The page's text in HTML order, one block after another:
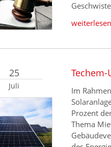
weiterlesen
25
Juli
Im
Prozent
Thema